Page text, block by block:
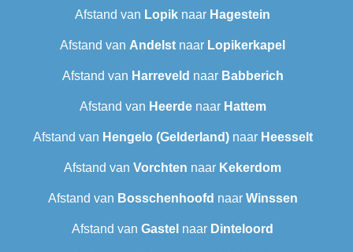
Afstand van Lopik naar Hagestein
Afstand van Andelst naar Lopikerkapel
Afstand van Harreveld naar Babberich
Afstand van Heerdenaar Hattem
Afstand van Hengelo (Gelderland)naar Heesselt
Afstand van Vorchten naar Kekerdom
Afstand van Bosschenhoofd naar Winssen
Afstand van Gastel naar Dinteloord